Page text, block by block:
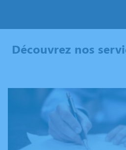
Découvrez nos